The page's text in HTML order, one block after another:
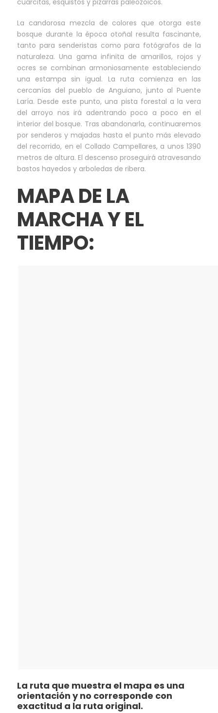
cuarcitas, esquistos y pizarras paleozoicos.
La candorosa mezcla de colores que otorga este
bosque durante la época otoñal resulta fascinante,
tanto para senderistas como para fotógrafos de la
naturaleza. Una gama infinita de amarillos, rojos y
ocres se combinan armoniosamente estableciendo
una estampa sin igual. La ruta comienza en las
cercanías del pueblo de Anguiano, junto al Puente
Laría. Desde este punto, una pista forestal a la vera
del arroyo nos irá adentrando poco a poco en el
interior del bosque. Tras abandonarla, continuaremos
por senderos y majadas hasta el punto más elevado
del recorrido, en el Collado Campellares, a unos 1390
metros de altura. El descenso proseguirá atravesando
bastos hayedos y arboledas de ribera.
MAPA DE LA
MARCHA Y EL
TIEMPO:
La ruta que muestra el mapa es una
orientación y no corresponde con
exactitud a la ruta original.